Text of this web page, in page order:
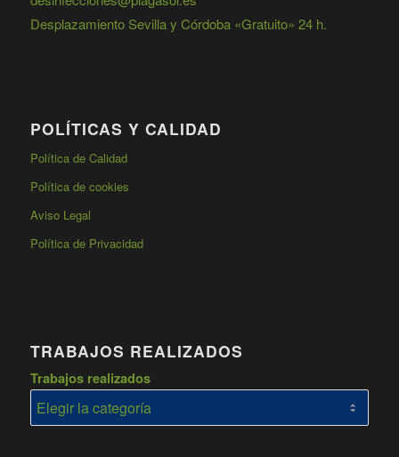
Desplazamiento Sevilla y Córdoba «Gratuito» 24 h.
POLÍTICAS Y CALIDAD
Política de Calidad
Política de cookies
Aviso Legal
Política de Privacidad
TRABAJOS REALIZADOS
Trabajos realizados